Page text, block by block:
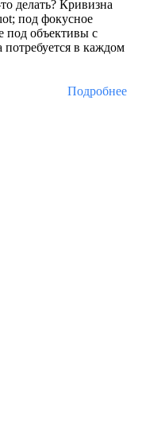
делать? Кривизна
под фокусное
под объективы с
в каждом
Подробнее